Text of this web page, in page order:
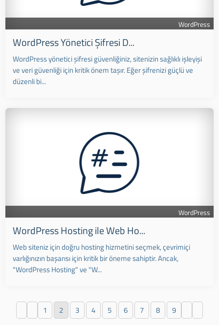
WordPress
WordPress Yönetici Şifresi D...
WordPress yönetici şifresi güvenliğiniz, sitenizin sağlıklı işleyişi
ve veri güvenliği için kritik önem taşır. Eğer şifrenizi güçlü ve
düzenli bi...
WordPress
WordPress Hosting ile Web Ho...
Web siteniz için doğru hosting hizmetini seçmek, çevrimiçi
varlığınızın başarısı için kritik bir öneme sahiptir. Ancak,
"WordPress Hosting" ve "W...
1 2 3 4 5 6 7 8 9